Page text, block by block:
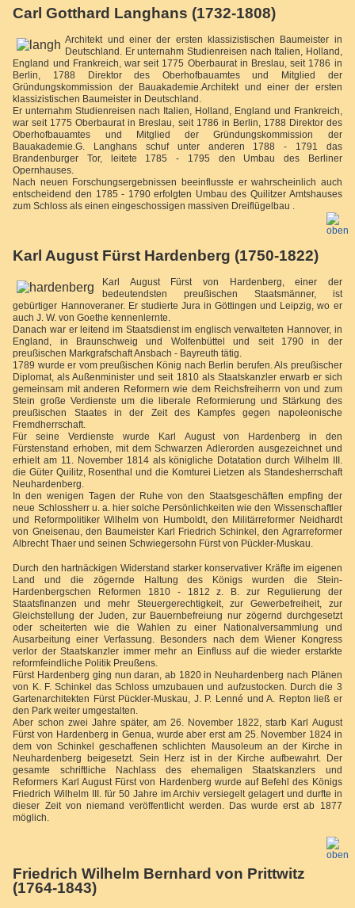
Carl Gotthard Langhans (1732-1808)
Architekt und einer der ersten klassizistischen Baumeister in
Deutschland. Er unternahm Studienreisen nach Italien, Holland,
England und Frankreich, war seit 1775 Oberbaurat in Breslau, seit 1786 in
Berlin, 1788 Direktor des Oberhofbauamtes und Mitglied der
Gründungskommission der Bauakademie.Architekt und einer der ersten
klassizistischen Baumeister in Deutschland.
Er unternahm Studienreisen nach Italien, Holland, England und Frankreich,
war seit 1775 Oberbaurat in Breslau, seit 1786 in Berlin, 1788 Direktor des
Oberhofbauamtes und Mitglied der Gründungskommission der
Bauakademie.G. Langhans schuf unter anderen 1788 - 1791 das
Brandenburger Tor, leitete 1785 - 1795 den Umbau des Berliner
Opernhauses.
Nach neuen Forschungsergebnissen beeinflusste er wahrscheinlich auch
entscheidend den 1785 - 1790 erfolgten Umbau des Quilitzer Amtshauses
zum Schloss als einen eingeschossigen massiven Dreiflügelbau .
Karl August Fürst Hardenberg (1750-1822)
Karl August Fürst von Hardenberg, einer der
bedeutendsten preußischen Staatsmänner, ist
gebürtiger Hannoveraner. Er studierte Jura in Göttingen und Leipzig, wo er
auch J. W. von Goethe kennenlernte.
Danach war er leitend im Staatsdienst im englisch verwalteten Hannover, in
England, in Braunschweig und Wolfenbüttel und seit 1790 in der
preußischen Markgrafschaft Ansbach - Bayreuth tätig.
1789 wurde er vom preußischen König nach Berlin berufen. Als preußischer
Diplomat, als Außenminister und seit 1810 als Staatskanzler erwarb er sich
gemeinsam mit anderen Reformern wie dem Reichsfreiherrn von und zum
Stein große Verdienste um die liberale Reformierung und Stärkung des
preußischen Staates in der Zeit des Kampfes gegen napoleonische
Fremdherrschaft.
Für seine Verdienste wurde Karl August von Hardenberg in den
Fürstenstand erhoben, mit dem Schwarzen Adlerorden ausgezeichnet und
erhielt am 11. November 1814 als königliche Dotatation durch Wilhelm III.
die Güter Quilitz, Rosenthal und die Komturei Lietzen als Standesherrschaft
Neuhardenberg.
In den wenigen Tagen der Ruhe von den Staatsgeschäften empfing der
neue Schlossherr u. a. hier solche Persönlichkeiten wie den Wissenschaftler
und Reformpolitiker Wilhelm von Humboldt, den Militärreformer Neidhardt
von Gneisenau, den Baumeister Karl Friedrich Schinkel, den Agrarreformer
Albrecht Thaer und seinen Schwiegersohn Fürst von Pückler-Muskau.
Durch den hartnäckigen Widerstand starker konservativer Kräfte im eigenen
Land und die zögernde Haltung des Königs wurden die Stein-
Hardenbergschen Reformen 1810 - 1812 z. B. zur Regulierung der
Staatsfinanzen und mehr Steuergerechtigkeit, zur Gewerbefreiheit, zur
Gleichstellung der Juden, zur Bauernbefreiung nur zögernd durchgesetzt
oder scheiterten wie die Wahlen zu einer Nationalversammlung und
Ausarbeitung einer Verfassung. Besonders nach dem Wiener Kongress
verlor der Staatskanzler immer mehr an Einfluss auf die wieder erstarkte
reformfeindliche Politik Preußens.
Fürst Hardenberg ging nun daran, ab 1820 in Neuhardenberg nach Plänen
von K. F. Schinkel das Schloss umzubauen und aufzustocken. Durch die 3
Gartenarchitekten Fürst Pückler-Muskau, J. P. Lenné und A. Repton ließ er
den Park weiter umgestalten.
Aber schon zwei Jahre später, am 26. November 1822, starb Karl August
Fürst von Hardenberg in Genua, wurde aber erst am 25. November 1824 in
dem von Schinkel geschaffenen schlichten Mausoleum an der Kirche in
Neuhardenberg beigesetzt. Sein Herz ist in der Kirche aufbewahrt. Der
gesamte schriftliche Nachlass des ehemaligen Staatskanzlers und
Reformers Karl August Fürst von Hardenberg wurde auf Befehl des Königs
Friedrich Wilhelm III. für 50 Jahre im Archiv versiegelt gelagert und durfte in
dieser Zeit von niemand veröffentlicht werden. Das wurde erst ab 1877
möglich.
Friedrich Wilhelm Bernhard von Prittwitz
(1764-1843)